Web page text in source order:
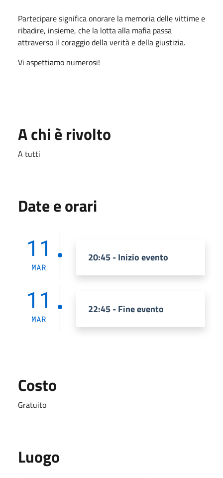
Partecipare significa onorare la memoria delle vittime e
ribadire, insieme, che la lotta alla mafia passa
attraverso il coraggio della verità e della giustizia.
Vi aspettiamo numerosi!
A chi è rivolto
A tutti
Date e orari
11
MAR
20:45 - Inizio evento
11
MAR
22:45 - Fine evento
Costo
Gratuito
Luogo